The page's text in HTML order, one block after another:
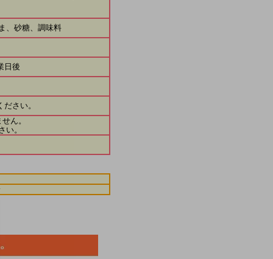
、砂糖、調味料
日後
さい。
ん。
。